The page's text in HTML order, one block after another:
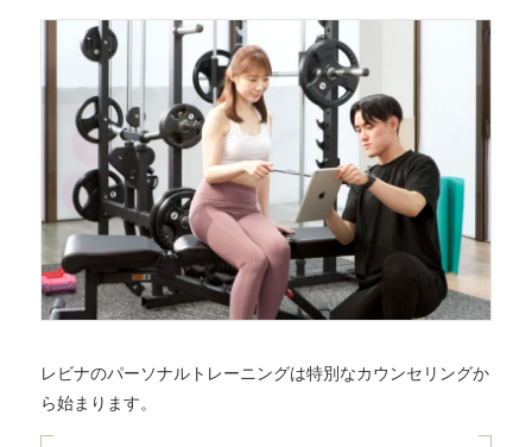
レビナのパーソナルトレーニングは特別なカウンセリングか
ら始まります。